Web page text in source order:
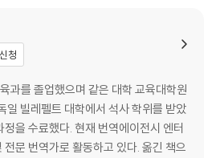
청
과를 졸업했으며 같은 대학 교육대학원
일 빌레펠트 대학에서 석사 학위를 받았
을 수료했다. 현재 번역에이전시 엔터
문 번역가로 활동하고 있다. 옮긴 책으